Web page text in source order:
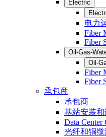
Electric
电力
Fiber
Fiber
Oil-Gas-
Oil-
Fiber
Fiber
承包商
承包商
基站安装
Data Center
光纤和铜